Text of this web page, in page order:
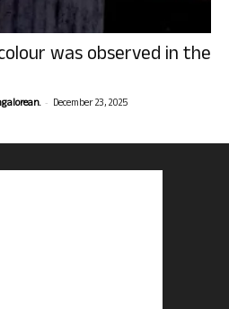
was observed in the
- December 23, 2025